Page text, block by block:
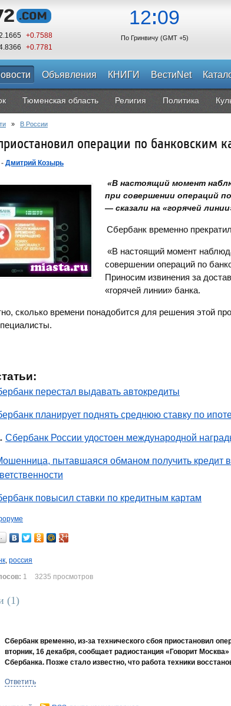
+0.7588
+0.7781
12 09
По Гринвичу (GMT +5)
Объявления КНИГИ ВестиNet
Тюменская область Религия Политика
» В России
операции по банковским
Дмитрий Козырь
«В настоящий момент
при совершении операций
— сказали на «горячей
Сбербанк временно
«В настоящий момент
совершении операций по
Приносим извинения за
«горячей линии» банка.
сколько времени понадобится для решения этой
перестал выдавать автокредиты
планирует поднять среднюю ставку по
Сбербанк России удостоен международной
пытавшаяся обманом получить кредит
повысил ставки по кредитным картам
, россия
1 3235 просмотров
(1)
Сбербанк временно, из-за технического сбоя приостановил
вторник, 16 декабря, сообщает радиостанция «Говорит
Сбербанка. Позже стало известно, что работа техники
Ответить